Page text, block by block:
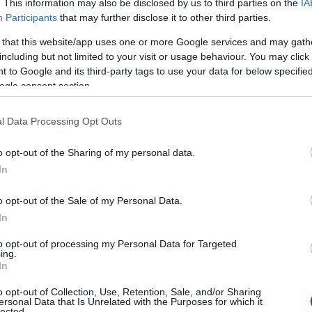
This information may also be disclosed by us to third parties on the
Participants that may further disclose it to other third parties.
this website/app uses one or more Google services and may
but not limited to your visit or usage behaviour. You may
to Google and its third-party tags to use your data for below
consent section.
Data Processing Opt Outs
opt-out of the Sharing of my personal data.
opt-out of the Sale of my Personal Data.
opt-out of processing my Personal Data for Targeted
opt-out of Collection, Use, Retention, Sale, and/or Sharing
Data that Is Unrelated with the Purposes for which it
on is!
ésiOS-re !
működését!